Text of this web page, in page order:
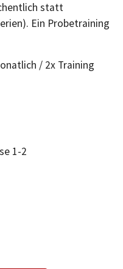
statt
Ein Probetraining
/ 2x Training
1-2